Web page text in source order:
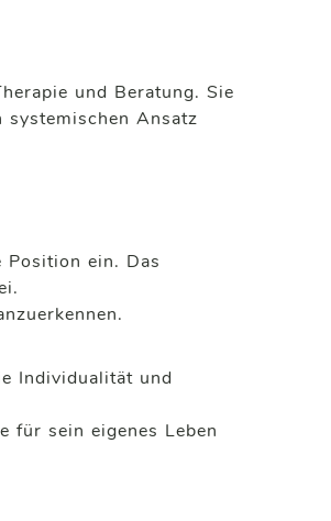
und Beratung. Sie
systemischen Ansatz
Position ein. Das
Individualität und
für sein eigenes Leben